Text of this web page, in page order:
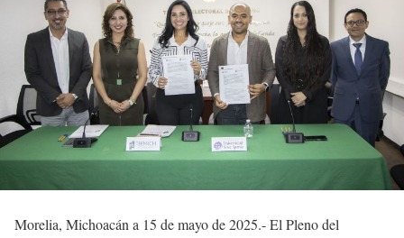
Morelia, Michoacán a 15 de mayo de 2025.- El Pleno del